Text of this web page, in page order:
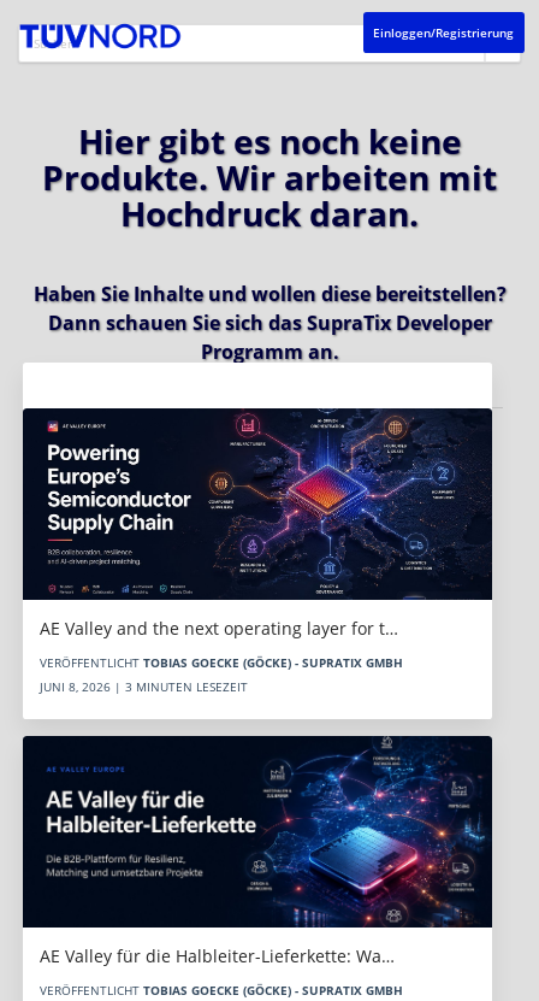
Einloggen/Registrierung
Hier gibt es noch keine
Produkte. Wir arbeiten mit
Hochdruck daran.
Haben Sie Inhalte und wollen diese bereitstellen?
Dann schauen Sie sich dasSupraTix Developer
Programman.
AE Valley and the next operating layer for t…
VERÖFFENTLICHT TOBIAS GOECKE (GÖCKE) - SUPRATIX GMBH
JUNI 8, 2026 | 3 MINUTEN LESEZEIT
AE Valley für die Halbleiter-Lieferkette: Wa…
VERÖFFENTLICHT TOBIAS GOECKE (GÖCKE) - SUPRATIX GMBH